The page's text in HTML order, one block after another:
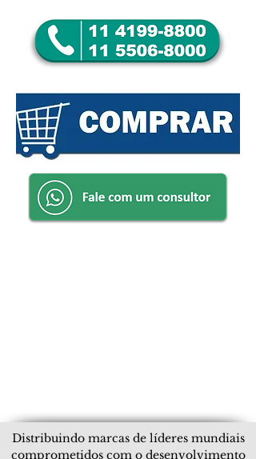
Distribuindo marcas de líderes mundiais
comprometidos com o desenvolvimento